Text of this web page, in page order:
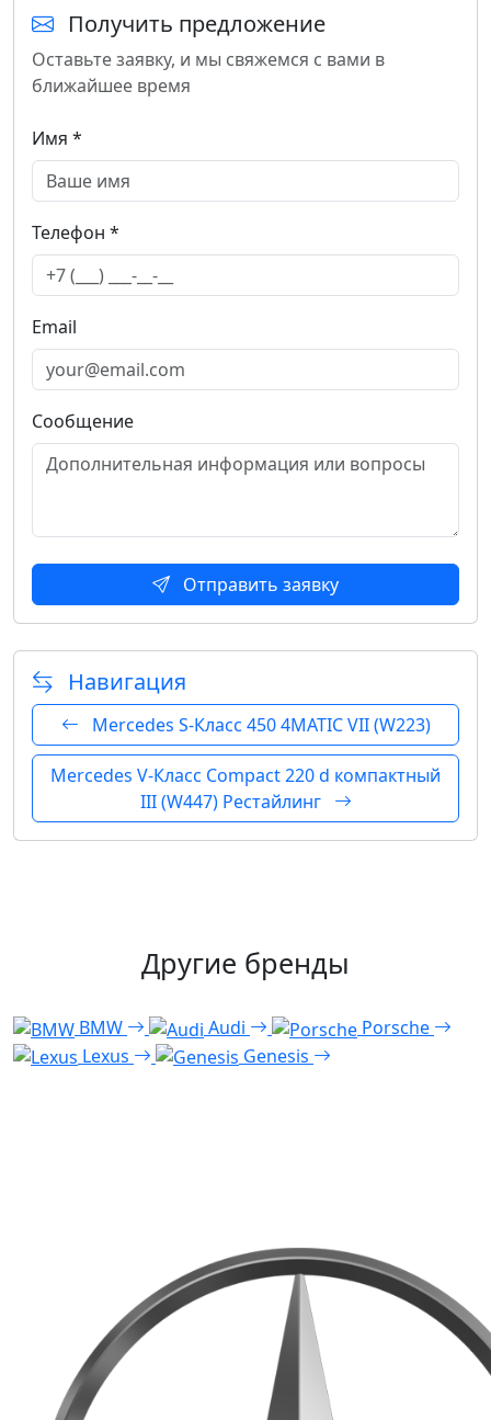
Получить предложение
Оставьте заявку, и мы свяжемся с вами в
ближайшее время
Имя *
Телефон *
Email
Сообщение
Отправить заявку
Навигация
Mercedes S-Класс 450 4MATIC VII (W223)
Mercedes V-Класс Compact 220 d компактный
III (W447) Рестайлинг
Другие бренды
BMW Audi
Porsche
Lexus
Genesis